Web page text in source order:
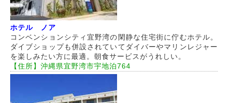
ホテル ノア
コンベンションシティ宜野湾の閑静な住宅街に佇むホテル。
ダイブショップも併設されていてダイバーやマリンレジャー
を楽しみたい方に最適。朝食サービスがうれしい。
【住所】沖縄県宜野湾市宇地泊764